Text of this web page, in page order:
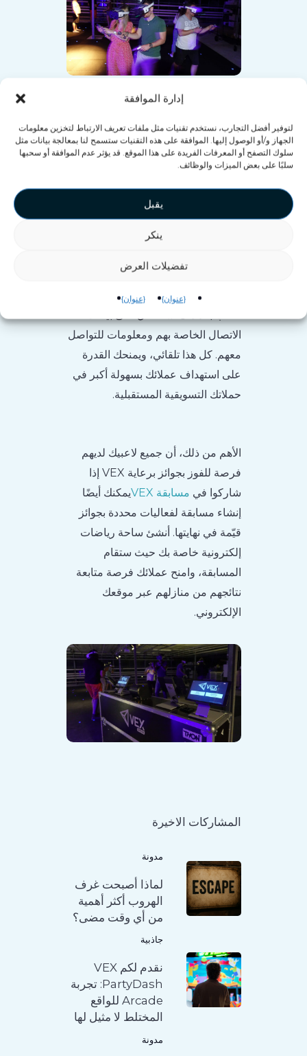
إدارة الموافقة
لتوفير أفضل التجارب، نستخدم تقنيات مثل ملفات تعريف الارتباط لتخزين معلومات
الجهاز و/أو الوصول إليها. الموافقة على هذه التقنيات ستسمح لنا بمعالجة بيانات مثل
سلوك التصفح أو المعرفات الفريدة على هذا الموقع. قد يؤثر عدم الموافقة أو سحبها
سلبًا على بعض الميزات والوظائف.
يقبل
ينكر
تفضيلات العرض
{عنوان} {عنوان}
دوري VEX للرياضات
الإلكترونية على الطريق
الإلكترونيةيأتي هذا مع جميع ألعاب
أنفسهم والاستمتاع بتجربة لعب
مخصصة، بالإضافة إلى ملخص لجلسة
الاتصال الخاصة بهم ومعلومات للتواصل
معهم. كل هذا تلقائي، ويمنحك القدرة
على استهداف عملائك بسهولة أكبر في
حملاتك التسويقية المستقبلية.
الأهم من ذلك، أن جميع لاعبيك لديهم
فرصة للفوز بجوائز برعاية VEX إذا
شاركوا في مسابقة VEX
يمكنك أيضًا
إنشاء مسابقة لفعاليات محددة بجوائز
قيّمة في نهايتها. أنشئ ساحة رياضات
إلكترونية خاصة بك حيث ستقام
المسابقة، وامنح عملائك فرصة متابعة
نتائجهم من منازلهم عبر موقعك
الإلكتروني.
المشاركات الاخيرة
مدونة
لماذا أصبحت غرف
الهروب أكثر أهمية
من أي وقت مضى؟
جاذبية
نقدم لكم VEX
PartyDash: تجربة
Arcade للواقع
المختلط لا مثيل لها
مدونة